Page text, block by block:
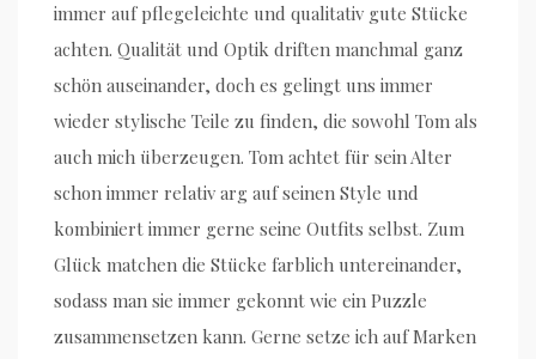
immer auf pflegeleichte und qualitativ gute Stücke
achten. Qualität und Optik driften manchmal ganz
schön auseinander, doch es gelingt uns immer
wieder stylische Teile zu finden, die sowohl Tom als
auch mich überzeugen. Tom achtet für sein Alter
schon immer relativ arg auf seinen Style und
kombiniert immer gerne seine Outfits selbst. Zum
Glück matchen die Stücke farblich untereinander,
sodass man sie immer gekonnt wie ein Puzzle
zusammensetzen kann. Gerne setze ich auf Marken